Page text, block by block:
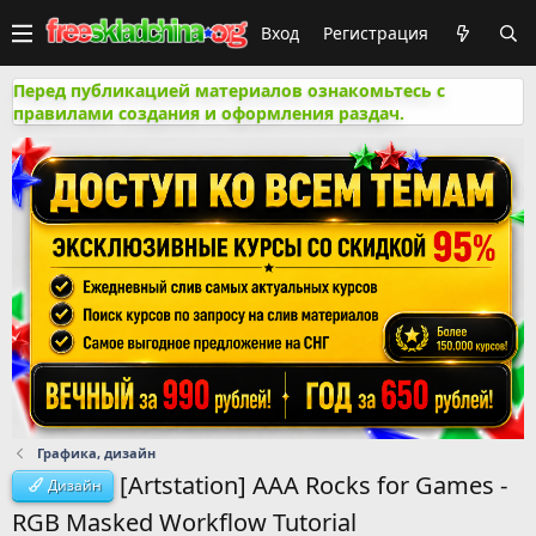
Вход Регистрация
Перед публикацией материалов ознакомьтесь с
правилами создания и оформления раздач.
Графика, дизайн
Дизайн
[Artstation] AAA Rocks for Games -
RGB Masked Workflow Tutorial